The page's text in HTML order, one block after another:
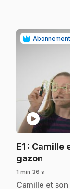
Abonnement
play_circle
E1 : Camille
gazon
1 min 36 s
.Camille et